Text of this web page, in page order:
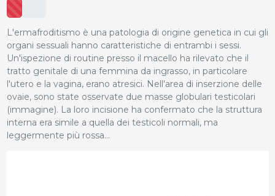
L'ermafroditismo è una patologia di origine genetica in cui gli
organi sessuali hanno caratteristiche di entrambi i sessi.
Un'ispezione di routine presso il macello ha rilevato che il
tratto genitale di una femmina da ingrasso, in particolare
l'utero e la vagina, erano atresici. Nell'area di inserzione delle
ovaie, sono state osservate due masse globulari testicolari
(immagine). La loro incisione ha confermato che la struttura
interna era simile a quella dei testicoli normali, ma
leggermente più rossa...